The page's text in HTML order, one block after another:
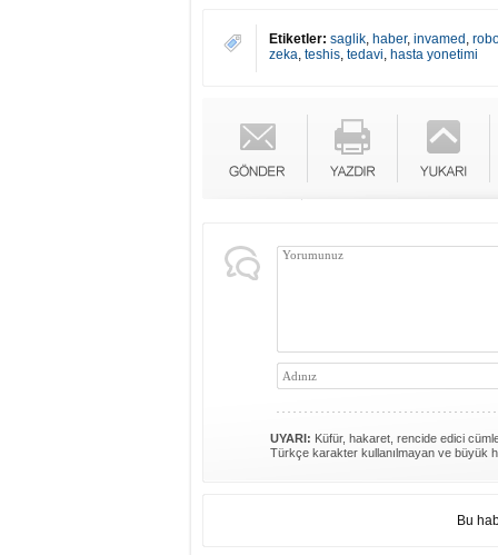
Etiketler: saglik, haber, invamed ,
zeka, teshis, tedavi, hasta yonetimi
UYARI: Küfür, hakaret, rencide edici
Türkçe karakter kullanılmayan ve büyük
Bu